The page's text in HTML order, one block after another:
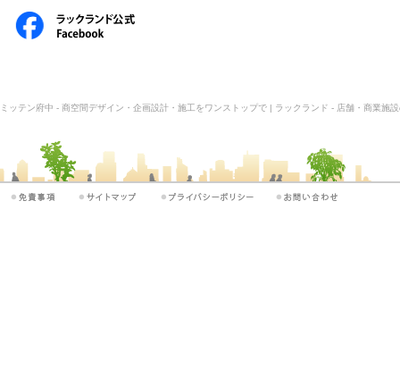
ミッテン府中 - 商空間デザイン・企画設計・施工をワンストップで | ラックランド - 店舗・商業施